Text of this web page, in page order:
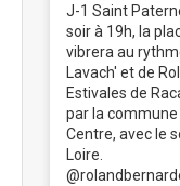
J-1 Saint
soir à 19h, la
vibrera au
Lavach' et de
Estivales de
par la
Centre, avec le
Loire.